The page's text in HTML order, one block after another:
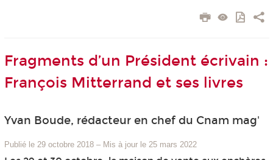
Fragments d’un Président écrivain :
François Mitterrand et ses livres
Yvan Boude, rédacteur en chef du Cnam mag'
Publié le 29 octobre 2018 – Mis à jour le 25 mars 2022